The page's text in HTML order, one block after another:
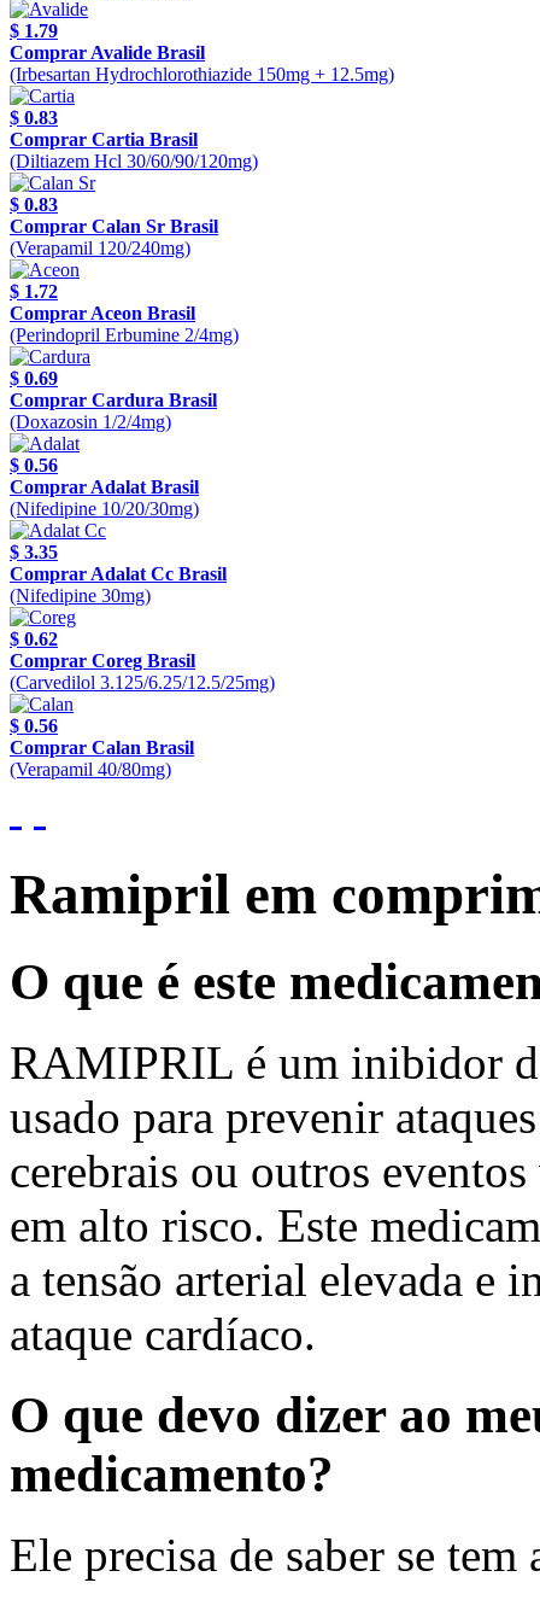
$ 1.79
Comprar Avalide Brasil
(Irbesartan Hydrochlorothiazide 150mg + 12.5mg)
$ 0.83
Comprar Cartia Brasil
(Diltiazem Hcl 30/60/90/120mg)
$ 0.83
Comprar Calan Sr Brasil
(Verapamil 120/240mg)
$ 1.72
Comprar Aceon Brasil
(Perindopril Erbumine 2/4mg)
$ 0.69
Comprar Cardura Brasil
(Doxazosin 1/2/4mg)
$ 0.56
Comprar Adalat Brasil
(Nifedipine 10/20/30mg)
$ 3.35
Comprar Adalat Cc Brasil
(Nifedipine 30mg)
$ 0.62
Comprar Coreg Brasil
(Carvedilol 3.125/6.25/12.5/25mg)
$ 0.56
Comprar Calan Brasil
(Verapamil 40/80mg)
Ramipril em
O que é este
RAMIPRIL é um inibidor
usado para prevenir
cerebrais ou outros eventos
em alto risco. Este
a tensão arterial elevada e
ataque cardíaco.
O que devo dizer ao
medicamento?
Ele precisa de saber se